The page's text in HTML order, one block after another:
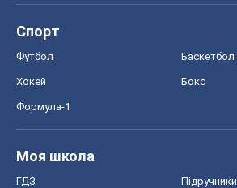
Спорт
Футбол Баскетбол
Хокей Бокс
Формула-1
Моя школа
ГДЗ Підручники